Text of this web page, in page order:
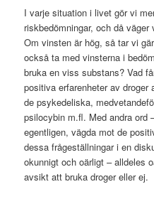
I varje situation i livet gör vi
riskbedömningar, och då
Om vinsten är hög, så tar vi
också ta med vinsterna i
bruka en viss substans? Vad
positiva erfarenheter av
de psykedeliska,
psilocybin m.fl. Med andra ord
egentligen, vägda mot de
dessa frågeställningar i en
okunnigt och oärligt – alldeles
avsikt att bruka droger eller ej.